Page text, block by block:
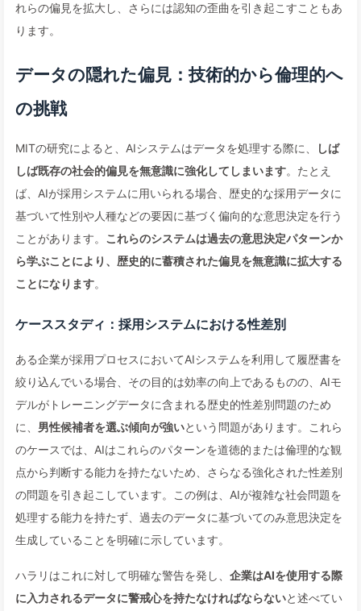
れらの偏見を拡大し、さらには認知の歪曲を引き起こすこともあ
ります。
データの隠れた偏見：技術的から倫理的へ
の挑戦
MITの研究によると、AIシステムはデータを処理する際に、
しば
しば既存の社会的偏見を無意識に強化してしまいます。たとえ
ば、AIが採用システムに用いられる場合、歴史的な採用データに
基づいて性別や人種などの要因に基づく偏向的な意思決定を行う
ことがあります。 これらのシステムは過去の意思決定パターンか
ら学ぶことにより、歴史的に蓄積された偏見を無意識に拡大する
ことになります。
ケーススタディ：採用システムにおける性差別
ある企業が採用プロセスにおいてAIシステムを利用して履歴書を
絞り込んでいる場合、その目的は効率の向上であるものの、AIモ
デルがトレーニングデータに含まれる歴史的性差別問題のため
に、 男性候補者を選ぶ傾向が強いという問題があります。これら
のケースでは、AIはこれらのパターンを道徳的または倫理的な観
点から判断する能力を持たないため、さらなる強化された性差別
の問題を引き起こしています。この例は、AIが複雑な社会問題を
処理する能力を持たず、過去のデータに基づいてのみ意思決定を
生成していることを明確に示しています。
ハラリはこれに対して明確な警告を発し、 企業はAIを使用する際
に入力されるデータに警戒心を持たなければならないと述べてい